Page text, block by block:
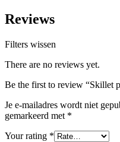
Reviews
Filters wissen
There are no reviews yet.
Be the first to review “Skillet
Je e-mailadres wordt niet
gemarkeerd met *
Your rating *